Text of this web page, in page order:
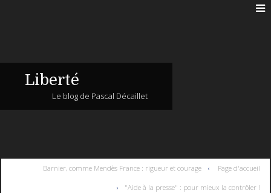
Liberté
Le blog de Pascal Décaillet
Barnier, comme Mendès France : rigueur et courage Page d'accueil
"Aide à la presse" : pour mieux la contrôler !